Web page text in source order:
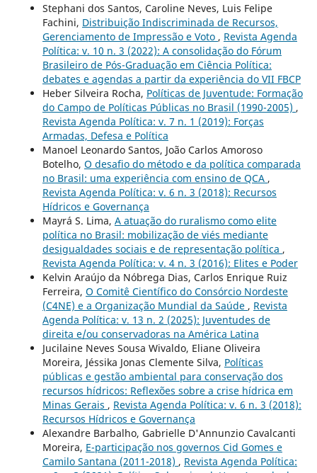
Stephani dos Santos, Caroline Neves, Luis Felipe
Fachini, Distribuição Indiscriminada de Recursos,
Gerenciamento de Impressão e Voto , Revista Agenda
Política: v. 10 n. 3 (2022): A consolidação do Fórum
Brasileiro de Pós-Graduação em Ciência Política:
debates e agendas a partir da experiência do VII FBCP
Heber Silveira Rocha, Políticas de Juventude: Formação
do Campo de Políticas Públicas no Brasil (1990-2005) ,
Revista Agenda Política: v. 7 n. 1 (2019): Forças
Armadas, Defesa e Política
Manoel Leonardo Santos, João Carlos Amoroso
Botelho, O desafio do método e da política comparada
no Brasil: uma experiência com ensino de QCA ,
Revista Agenda Política: v. 6 n. 3 (2018): Recursos
Hídricos e Governança
Mayrá S. Lima, A atuação do ruralismo como elite
política no Brasil: mobilização de viés mediante
desigualdades sociais e de representação política ,
Revista Agenda Política: v. 4 n. 3 (2016): Elites e Poder
Kelvin Araújo da Nóbrega Dias, Carlos Enrique Ruiz
Ferreira, O Comitê Científico do Consórcio Nordeste
(C4NE) e a Organização Mundial da Saúde , Revista
Agenda Política: v. 13 n. 2 (2025): Juventudes de
direita e/ou conservadoras na América Latina
Jucilaine Neves Sousa Wivaldo, Eliane Oliveira
Moreira, Jéssika Jonas Clemente Silva, Políticas
públicas e gestão ambiental para conservação dos
recursos hídricos: Reflexões sobre a crise hídrica em
Minas Gerais , Revista Agenda Política: v. 6 n. 3 (2018):
Recursos Hídricos e Governança
Alexandre Barbalho, Gabrielle D'Annunzio Cavalcanti
Moreira, E-participação nos governos Cid Gomes e
Camilo Santana (2011-2018) , Revista Agenda Política: